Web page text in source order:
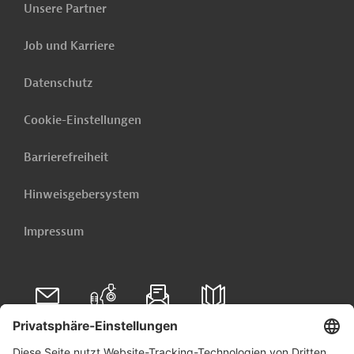
Unsere Partner
Job und Karriere
Datenschutz
Cookie-Einstellungen
Barrierefreiheit
Hinweisgebersystem
Impressum